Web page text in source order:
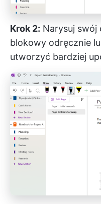
Krok 2: Narysuj swój
blokowy odręcznie
utworzyć bardziej